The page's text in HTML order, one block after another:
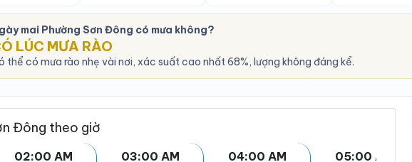
mai Phường Sơn Đông có mưa không?
LÚC MƯA RÀO
thể có mưa rào nhẹ vài nơi, xác suất cao nhất 68%, lượng không đáng kể.
Đông theo giờ
02:00 AM
03:00 AM
04:00 AM
05:00 AM